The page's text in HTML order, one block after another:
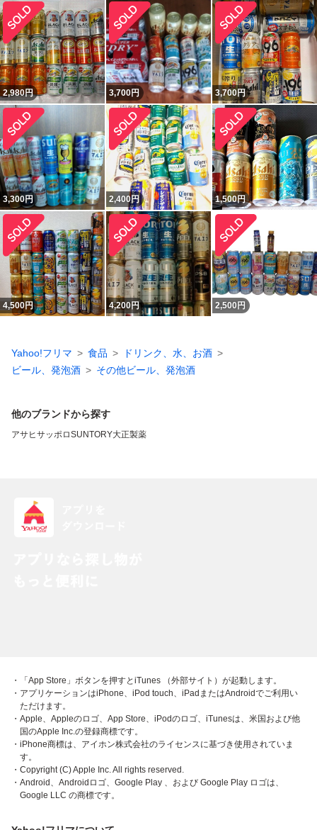
2,980円 3,700円 3,700円
3,300円 2,400円 1,500円
4,500円 4,200円 2,500 円
Yahoo!フリマ 食品
ドリンク、水、お酒
ビール、発泡酒
その他ビール、発泡酒
他のブランドから探す
アサヒサッポロSUNTORY大正製薬
・「App Store」ボタンを押すとiTunes （外部サイト）が起動します。
・アプリケーションはiPhone、iPod touch、iPadまたはAndroidでご利用い
ただけます。
・Apple、Appleのロゴ、App Store、iPodのロゴ、iTunesは、米国および他
国のApple Inc.の登録商標です。
・iPhone商標は、アイホン株式会社のライセンスに基づき使用されていま
す。
・Copyright (C) Apple Inc. All rights reserved.
・Android、Androidロゴ、Google Play 、および Google Play ロゴは、
Google LLC の商標です。